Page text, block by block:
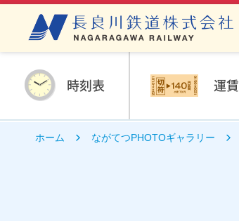
時刻表 運賃
ホーム ながてつPHOTOギャラリー